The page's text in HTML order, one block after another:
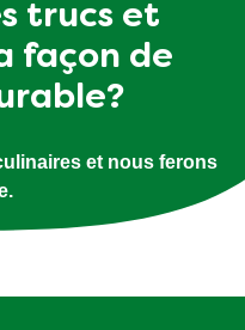
trucs et
façon de
et nous ferons